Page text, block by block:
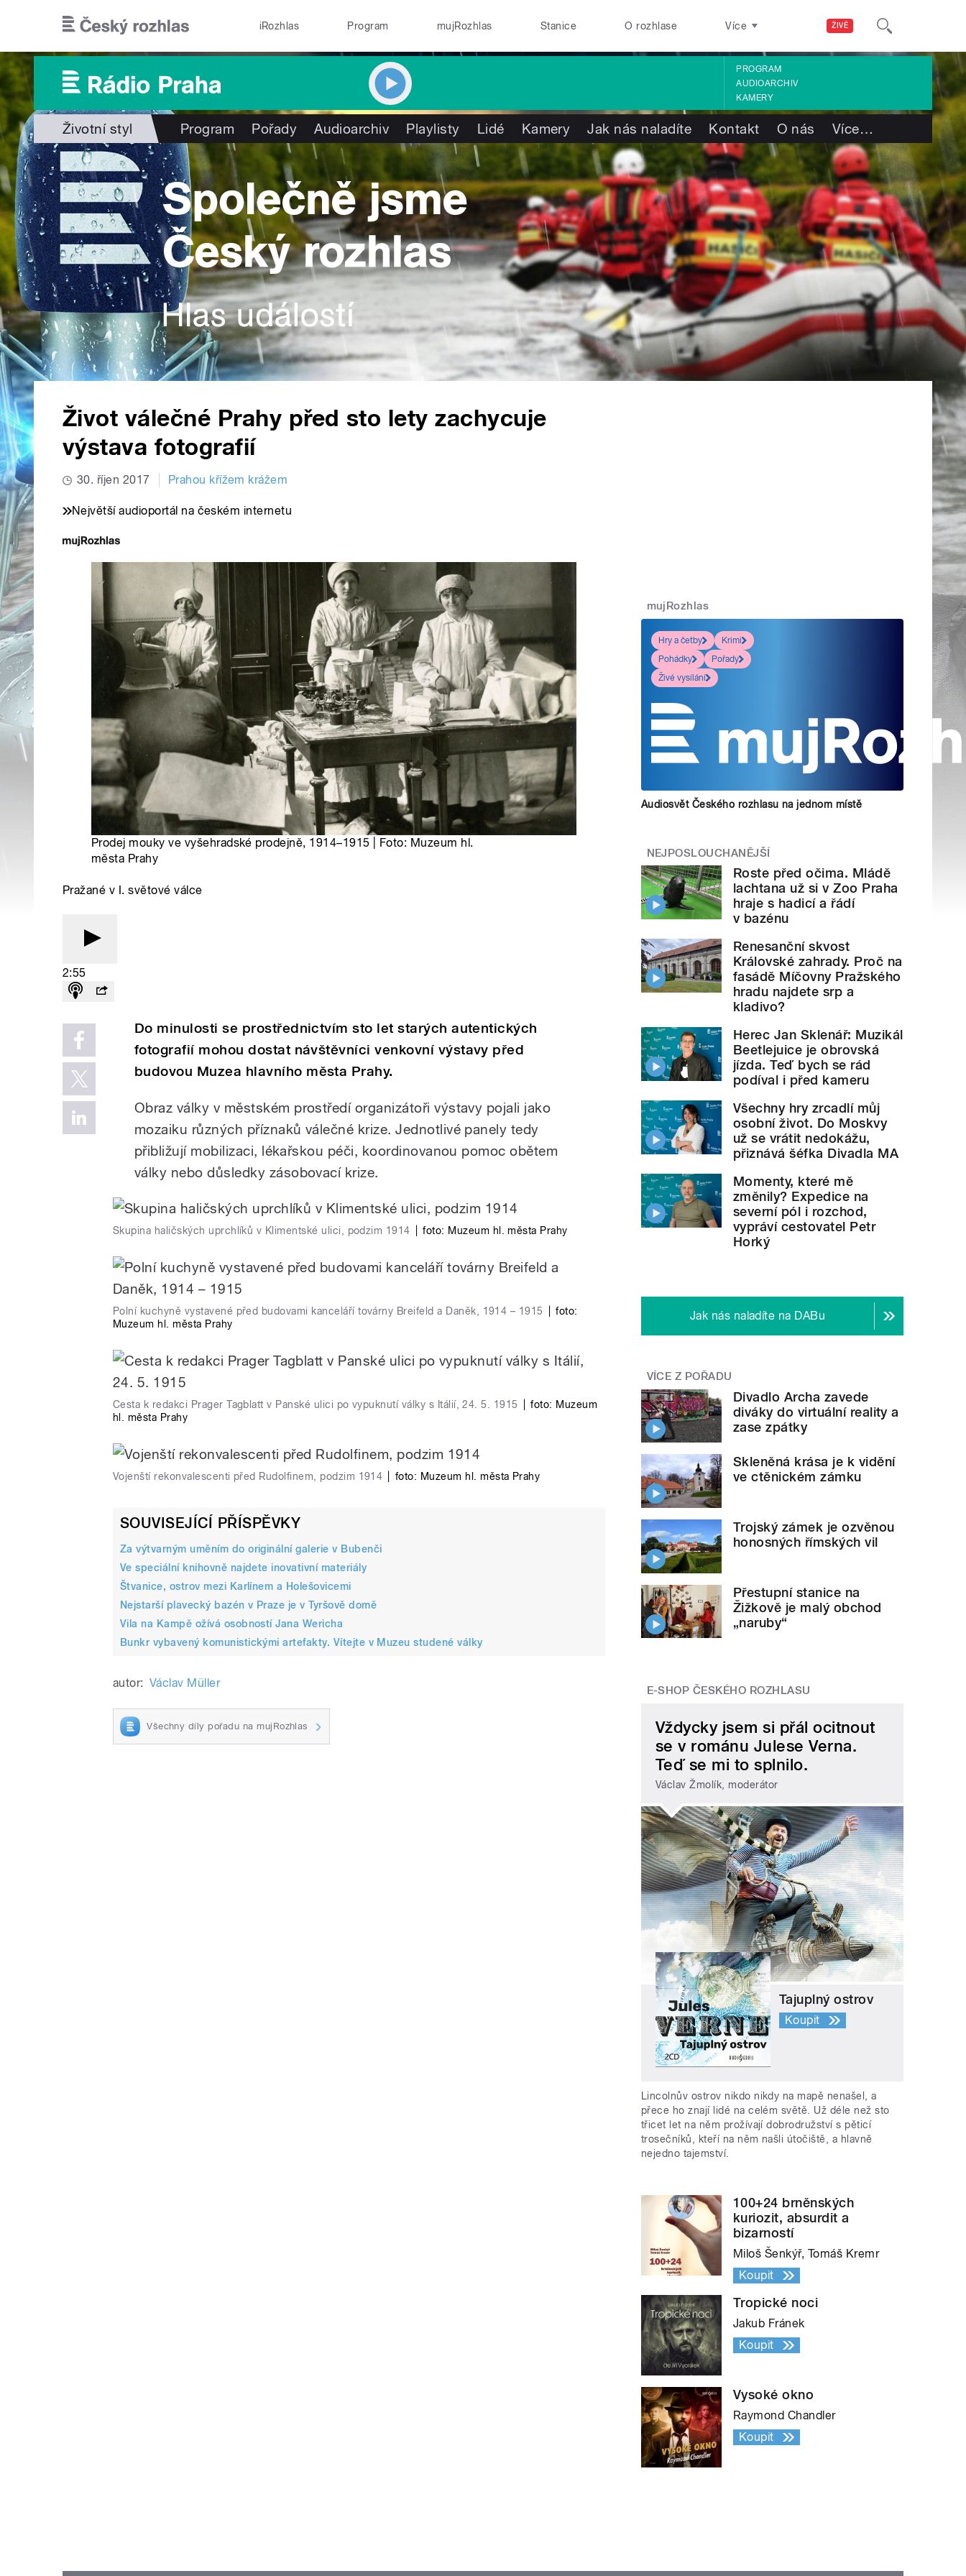
ŽIVĚ
iRozhlas Program mujRozhlas Stanice O rozhlase Více
PROGRAM
AUDIOARCHIV
KAMERY
Životní styl Program Pořady Audioarchiv Playlisty Lidé Kamery Jak nás naladíte Kontakt O nás Více…
Život válečné Prahy před sto lety zachycuje
výstava fotografií
30. říjen 2017 Prahou křížem krážem
Největší audioportál na českém internetu
Prodej mouky ve vyšehradské prodejně, 1914–1915 | Foto: Muzeum hl.
města Prahy
Pražané v I. světové válce
2:55
Do minulosti se prostřednictvím sto let starých autentických
fotografií mohou dostat návštěvníci venkovní výstavy před
budovou Muzea hlavního města Prahy.
Obraz války v městském prostředí organizátoři výstavy pojali jako
mozaiku různých příznaků válečné krize. Jednotlivé panely tedy
přibližují mobilizaci, lékařskou péči, koordinovanou pomoc obětem
války nebo důsledky zásobovací krize.
Skupina haličských uprchlíků v Klimentské ulici, podzim 1914 foto: Muzeum hl. města Prahy
Polní kuchyně vystavené před budovami kanceláří továrny Breifeld a Daněk, 1914 – 1915
foto:
Muzeum hl. města Prahy
Cesta k redakci Prager Tagblatt v Panské ulici po vypuknutí války s Itálií, 24. 5. 1915 foto: Muzeum
hl. města Prahy
Vojenští rekonvalescenti před Rudolfinem, podzim 1914 foto: Muzeum hl. města Prahy
SOUVISEJÍCÍ PŘÍSPĚVKY
Za výtvarným uměním do originální galerie v Bubenči
Ve speciální knihovně najdete inovativní materiály
Štvanice, ostrov mezi Karlínem a Holešovicemi
Nejstarší plavecký bazén v Praze je v Tyršově domě
Vila na Kampě ožívá osobností Jana Wericha
Bunkr vybavený komunistickými artefakty. Vítejte v Muzeu studené války
autor: Václav Müller
Všechny díly pořadu na mujRozhlas
mujRozhlas
Hry a četby
Krimi
Pohádky
Pořady
Živé vysílání
Audiosvět Českého rozhlasu na jednom místě
NEJPOSLOUCHANĚJŠÍ
Roste před očima. Mládě
lachtana už si v Zoo Praha
hraje s hadicí a řádí
v bazénu
Renesanční skvost
Královské zahrady. Proč na
fasádě Míčovny Pražského
hradu najdete srp a
kladivo?
Herec Jan Sklenář: Muzikál
Beetlejuice je obrovská
jízda. Teď bych se rád
podíval i před kameru
Všechny hry zrcadlí můj
osobní život. Do Moskvy
už se vrátit nedokážu,
přiznává šéfka Divadla MA
Momenty, které mě
změnily? Expedice na
severní pól i rozchod,
vypráví cestovatel Petr
Horký
Jak nás naladíte na DABu
VÍCE Z POŘADU
Divadlo Archa zavede
diváky do virtuální reality a
zase zpátky
Skleněná krása je k vidění
ve ctěnickém zámku
Trojský zámek je ozvěnou
honosných římských vil
Přestupní stanice na
Žižkově je malý obchod
„naruby“
E-SHOP ČESKÉHO ROZHLASU
Vždycky jsem si přál ocitnout
se v románu Julese Verna.
Teď se mi to splnilo.
Václav Žmolík, moderátor
Tajuplný ostrov
Koupit
Lincolnův ostrov nikdo nikdy na mapě nenašel, a
přece ho znají lidé na celém světě. Už déle než sto
třicet let na něm prožívají dobrodružství s pěticí
trosečníků, kteří na něm našli útočiště, a hlavně
nejedno tajemství.
100+24 brněnských
kuriozit, absurdit a
bizarností
Miloš Šenkýř, Tomáš Kremr
Koupit
Tropické noci
Jakub Fránek
Koupit
Vysoké okno
Raymond Chandler
Koupit